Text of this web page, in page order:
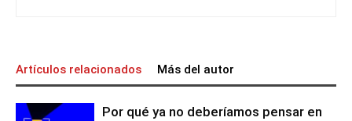
Artículos relacionados Más del autor
Por qué ya no deberíamos pensar en